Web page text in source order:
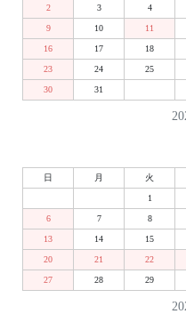
2 3 4
9 10 11
16 17 18
23 24 25
30 31
日 月 火
1
6 7 8
13 14 15
20 21 22
27 28 29